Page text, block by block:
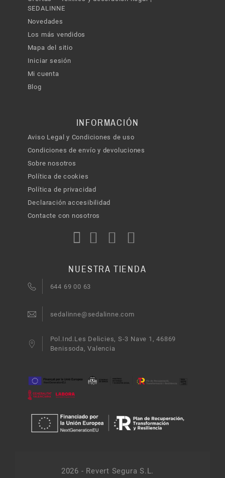
SEDALINNE
Novedades
Los más vendidos
Mapa del sitio
Iniciar sesión
Mi cuenta
Blog
INFORMACIÓN
Aviso Legal y Condiciones de uso
Condiciones de envío y devoluciones
Sobre nosotros
Política de cookies
Política de privacidad
Declaración accesibilidad
Contacte con nosotros
NUESTRA TIENDA
644 69 00 63
sedalinne@sedalinne.com
Pol.Ind.Les Delicies, S-3 Nave 1, 46869
Benissoda, Valencia
2026 - Revert Segura S.L.